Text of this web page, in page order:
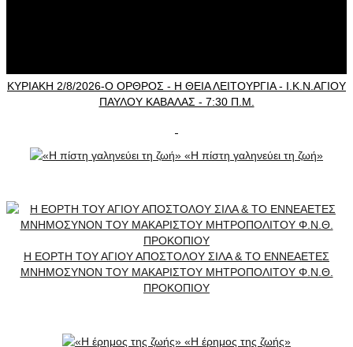
ΚΥΡΙΑΚΗ 2/8/2026-Ο ΟΡΘΡΟΣ - Η ΘΕΙΑ ΛΕΙΤΟΥΡΓΙΑ - Ι.Κ.Ν.ΑΓΙΟΥ
ΠΑΥΛΟΥ ΚΑΒΑΛΑΣ - 7:30 Π.Μ.
«Η πίστη γαληνεύει τη ζωή»
Η ΕΟΡΤΗ ΤΟΥ ΑΓΙΟΥ ΑΠΟΣΤΟΛΟΥ ΣΙΛΑ & ΤΟ ΕΝΝΕΑΕΤΕΣ
ΜΝΗΜΟΣΥΝΟΝ ΤΟΥ ΜΑΚΑΡΙΣΤΟΥ ΜΗΤΡΟΠΟΛΙΤΟΥ Φ.Ν.Θ.
ΠΡΟΚΟΠΙΟΥ
«Η έρημος της ζωής»